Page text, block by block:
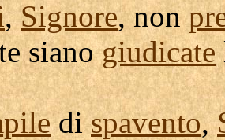
,Signore, non
sianogiudicate
dispavento,